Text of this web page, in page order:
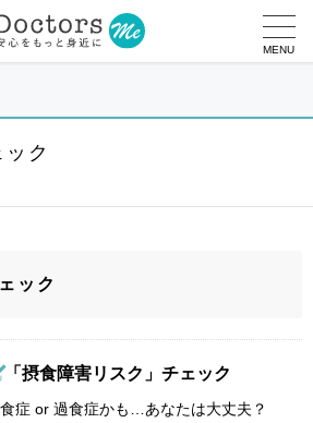
MENU
ク
ック
「摂食障害リスク」チェック
症 or 過食症かも…あなたは大丈夫？